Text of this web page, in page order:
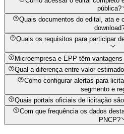
pública?
Quais documentos do edital, ata e
Quais os requisitos para participar
Microempresa e EPP têm
Qual a diferença entre valor
Como configurar alertas para
segmento e
Quais portais oficiais de licitação
Com que frequência os dados
PNCP?